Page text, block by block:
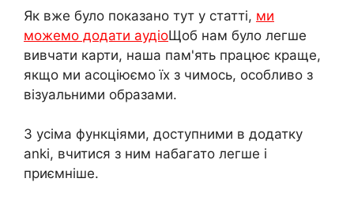
Як вже було показано тут у статті, ми
можемо додати аудіоЩоб нам було легше
вивчати карти, наша пам'ять працює краще,
якщо ми асоціюємо їх з чимось, особливо з
візуальними образами.
З усіма функціями, доступними в додатку
anki, вчитися з ним набагато легше і
приємніше.